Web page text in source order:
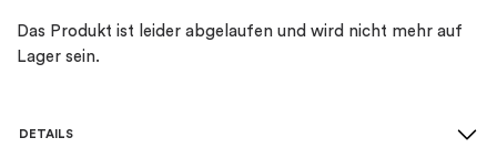
Das Produkt ist leider abgelaufen und wird nicht mehr auf
Lager sein.
DETAILS